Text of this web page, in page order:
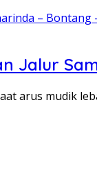
Jalur
arus mudik